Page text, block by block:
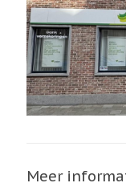
Meer